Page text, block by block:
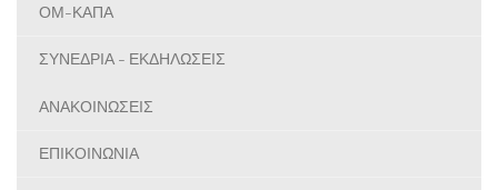
ΟΜ-ΚΑΠΑ
ΣΥΝΕΔΡΙΑ - ΕΚΔΗΛΩΣΕΙΣ
ΑΝΑΚΟΙΝΩΣΕΙΣ
ΕΠΙΚΟΙΝΩΝΙΑ